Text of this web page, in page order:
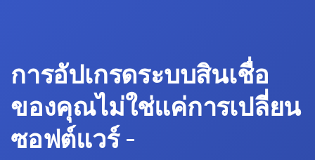
การอัปเกรดระบบสินเชื่อ
ของคุณไม่ใช่แค่การเปลี่ยน
ซอฟต์แวร์ -